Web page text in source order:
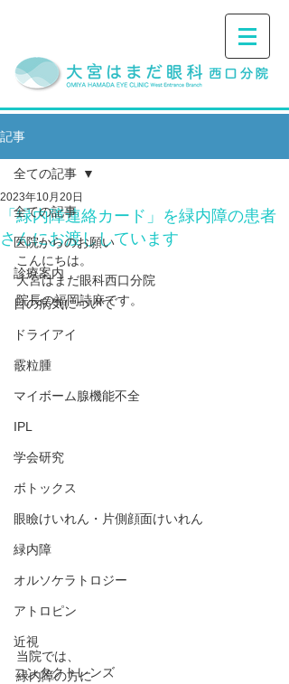
記事
全ての記事
医院からのお願い
診療案内
目の病気について
ドライアイ
霰粒腫
マイボーム腺機能不全
IPL
学会研究
ボトックス
眼瞼けいれん・片側顔面けいれん
緑内障
オルソケラトロジー
アトロピン
近視
コンタクトレンズ
全ての記事
「緑内障連絡カード」を緑内障の患者
さんにお渡ししています
2023年10月20日
こんにちは。
大宮はまだ眼科西口分院
院長の福岡詩麻です。
当院では、
緑内障の方に